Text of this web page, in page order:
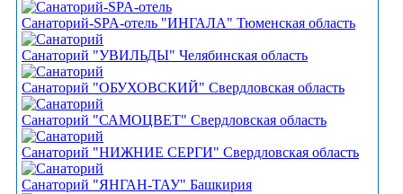
Санаторий-SPA-отель "ИНГАЛА" Тюменская область
Санаторий "УВИЛЬДЫ" Челябинская область
Санаторий "ОБУХОВСКИЙ" Свердловская область
Санаторий "САМОЦВЕТ" Свердловская область
Санаторий "НИЖНИЕ СЕРГИ" Свердловская область
Санаторий "ЯНГАН-ТАУ" Башкирия